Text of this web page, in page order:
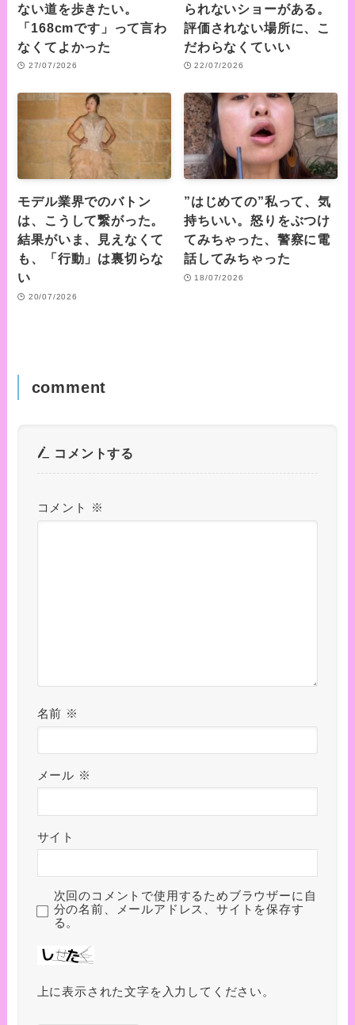
ない道を歩きたい。
「168cmです」って言わ
なくてよかった
27/07/2026
られないショーがある。
評価されない場所に、こ
だわらなくていい
22/07/2026
モデル業界でのバトン
は、こうして繋がった。
結果がいま、見えなくて
も、「行動」は裏切らな
い
20/07/2026
”はじめての”私って、気
持ちいい。怒りをぶつけ
てみちゃった、警察に電
話してみちゃった
18/07/2026
comment
コメントする
コメント ※
名前 ※
メール ※
サイト
次回のコメントで使用するためブラウザーに自
分の名前、メールアドレス、サイトを保存す
る。
上に表示された文字を入力してください。